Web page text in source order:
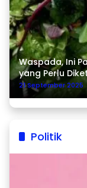
Waspada, Ini
yang Perlu
21 September 2025
Politik